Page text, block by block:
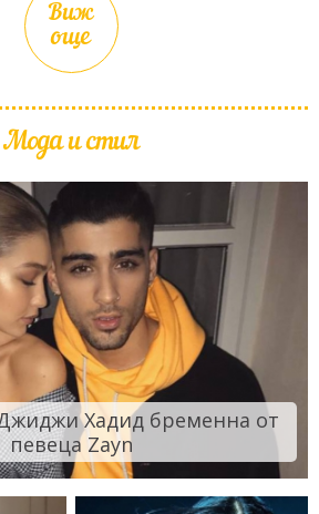
Виж
още
Мода и стил
Хадид бременна от
певеца Zayn